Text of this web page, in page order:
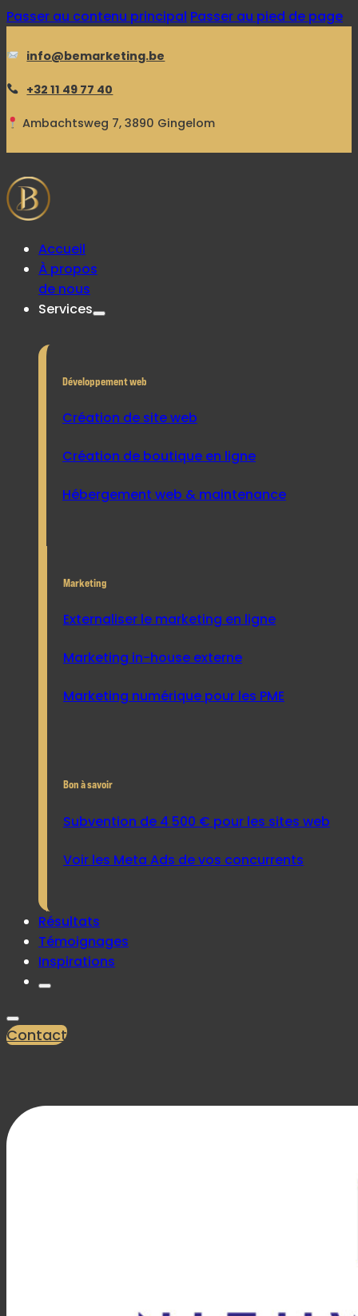
Passer au contenu principal Passer au pied de page
info@bemarketing.be
+32 11 49 77 40
Ambachtsweg 7, 3890 Gingelom
Accueil
À propos
de nous
Services
Développement web
Création de site web
Création de boutique en ligne
Hébergement web & maintenance
Marketing
Externaliser le marketing en ligne
Marketing in-house externe
Marketing numérique pour les PME
Bon à savoir
Subvention de 4 500 € pour les sites web
Voir les Meta Ads de vos concurrents
Résultats
Témoignages
Inspirations
Contact